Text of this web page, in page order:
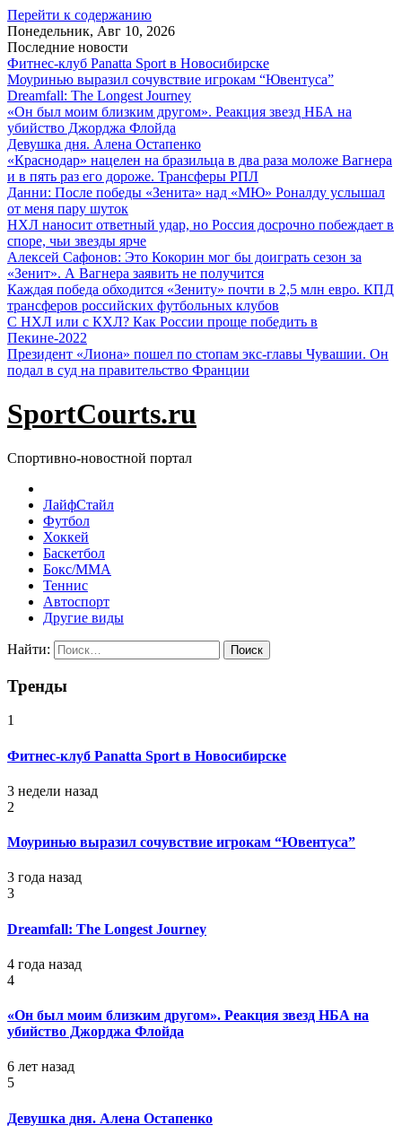
Перейти к содержанию
Понедельник, Авг 10, 2026
Последние новости
Фитнес-клуб Panatta Sport в Новосибирске
Моуринью выразил сочувствие игрокам “Ювентуса”
Dreamfall: The Longest Journey
«Он был моим близким другом». Реакция звезд НБА на
убийство Джорджа Флойда
Девушка дня. Алена Остапенко
«Краснодар» нацелен на бразильца в два раза моложе Вагнера
и в пять раз его дороже. Трансферы РПЛ
Данни: После победы «Зенита» над «МЮ» Роналду услышал
от меня пару шуток
НХЛ наносит ответный удар, но Россия досрочно побеждает в
споре, чьи звезды ярче
Алексей Сафонов: Это Кокорин мог бы доиграть сезон за
«Зенит». А Вагнера заявить не получится
Каждая победа обходится «Зениту» почти в 2,5 млн евро. КПД
трансферов российских футбольных клубов
С НХЛ или с КХЛ? Как России проще победить в
Пекине-2022
Президент «Лиона» пошел по стопам экс-главы Чувашии. Он
подал в суд на правительство Франции
SportCourts.ru
Спортивно-новостной портал
ЛайфСтайл
Футбол
Хоккей
Баскетбол
Бокс/MMA
Теннис
Автоспорт
Другие виды
Найти:
Тренды
1
Фитнес-клуб Panatta Sport в Новосибирске
3 недели назад
2
Моуринью выразил сочувствие игрокам “Ювентуса”
3 года назад
3
Dreamfall: The Longest Journey
4 года назад
4
«Он был моим близким другом». Реакция звезд НБА на
убийство Джорджа Флойда
6 лет назад
5
Девушка дня. Алена Остапенко